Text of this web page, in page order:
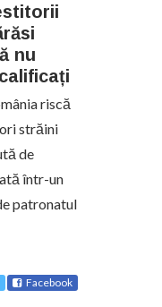
nu
riscă
străini
de
într-un
patronatul
Facebook